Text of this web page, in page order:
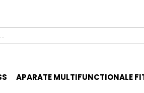
APARATE MULTIFUNCTIONALE